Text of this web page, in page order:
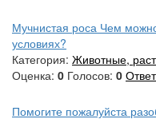
Мучнистая роса Чем
условиях?
Категория: Животные,
Оценка: 0 Голосов: 0
Помогите пожалуйста